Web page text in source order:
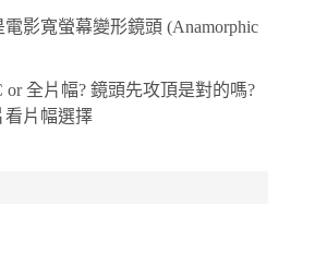
電影寬螢幕變形鏡頭 (Anamorphic
or 全片幅? 鏡頭先攻頂是對的嗎?
看片幅選擇